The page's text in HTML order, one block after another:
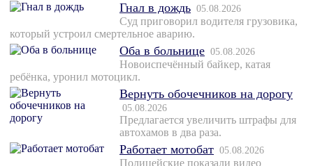
Гнал в дождь 05.08.2026
Суд приговорил водителя грузовика,
который устроил смертельное аварию.
Оба в больнице 05.08.2026
Новоиспечённый байкер, катая
ребёнка, уронил мотоцикл.
Вернуть обочечников на дорогу
05.08.2026
Предлагается увеличить штрафы для
автохамов в два раза.
Работает мотобат 05.08.2026
Полицейские показали видео